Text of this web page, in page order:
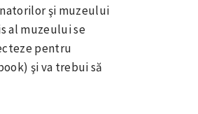
şi muzeului
al muzeului se
pentru
şi va trebui să